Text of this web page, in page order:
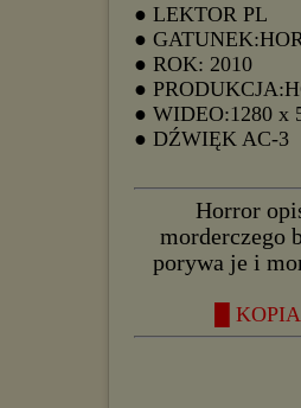
● LEKTOR PL
●
● ROK: 2010
●
● WIDEO:1280 x
● DŹWIĘK AC-3
Horror
morderczego
porywa je i
█